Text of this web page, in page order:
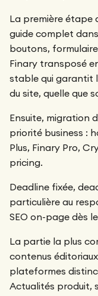
La première étape
guide complet
boutons,
Finary transposé
stable qui garantit
du site, quelle que
Ensuite, migration
priorité business :
Plus, Finary Pro,
pricing.
Deadline fixée,
particulière au
SEO on-page dès
La partie la plus
contenus
plateformes
Actualités produit,